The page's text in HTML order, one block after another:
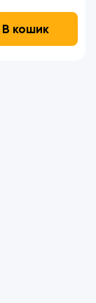
В кошик